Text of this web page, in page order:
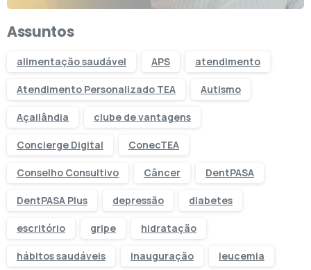
Assuntos
alimentação saudável APS atendimento
Atendimento Personalizado TEA Autismo
Açailândia clube de vantagens
Concierge Digital ConecTEA
Conselho Consultivo Câncer DentPASA
DentPASA Plus depressão diabetes
escritório gripe hidratação
hábitos saudáveis inauguração leucemia